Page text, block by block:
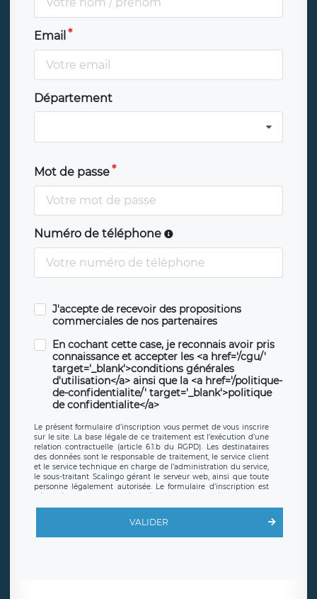
Email
Département
Mot de passe
Numéro de téléphone
J'accepte de recevoir des propositions
commerciales de nos partenaires
En cochant cette case, je reconnais avoir pris
connaissance et accepter les <a href='/cgu/'
target='_blank'>conditions générales
d'utilisation</a> ainsi que la <a href='/politique-
de-confidentialite/' target='_blank'>politique
de confidentialite</a>
Le présent formulaire d’inscription vous permet de vous inscrire
sur le site. La base légale de ce traitement est l’exécution d’une
relation contractuelle (article 6.1.b du RGPD). Les destinataires
des données sont le responsable de traitement, le service client
et le service technique en charge de l’administration du service,
le sous-traitant Scalingo gérant le serveur web, ainsi que toute
personne légalement autorisée. Le formulaire d’inscription est
hébergé sur un serveur hébergé par Scalingo, basé en France et
offrant desclauses de protection conformes au RGPD. Les
en sollicite la suppression, étant entendu que vous pouvez
demander la suppression de vos données et retirer votre
VALIDER